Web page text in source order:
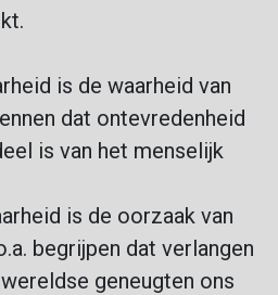
is de waarheid van
dat ontevredenheid
is van het menselijk
is de oorzaak van
begrijpen dat verlangen
geneugten ons